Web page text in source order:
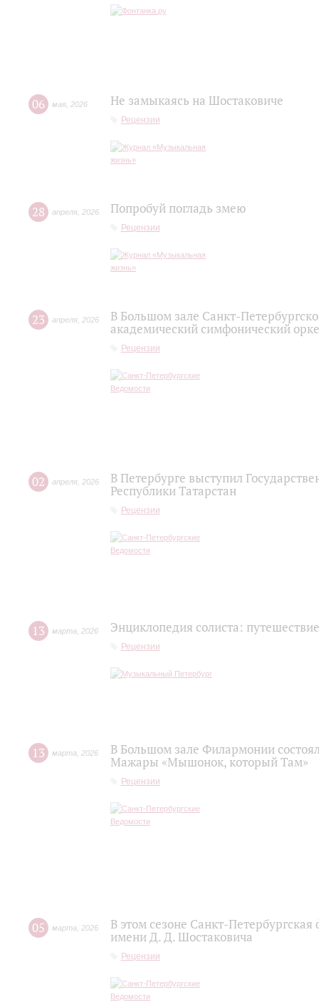
06 мая 2026 Не замыкаясь на Шостаковиче
Рецензии
28 апреля 2026 Попробуй погладь змею
Рецензии
23 апреля 2026
В Большом зале Санкт-
академический симфонический
Рецензии
02 апреля 2026
В Петербурге выступил
Республики Татарстан
Рецензии
13 марта 2026 Энциклопедия солиста:
Рецензии
13 марта 2026
В Большом зале Филармонии
Мажары «Мышонок, который Там»
Рецензии
05 марта 2026
В этом сезоне Санкт-
имени Д. Д. Шостаковича
Рецензии